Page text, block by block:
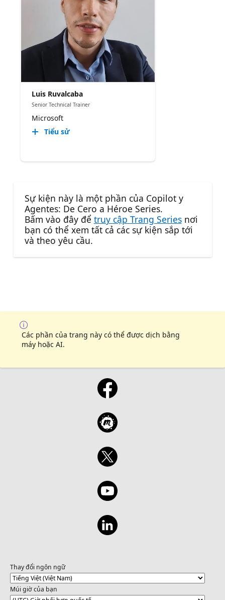
Luis Ruvalcaba
Senior Technical Trainer
Microsoft
Tiểu sử
Sự kiện này là một phần của Copilot y
Agentes: De Cero a Héroe Series.
Bấm vào đây để truy cập Trang Seriesnơi
bạn có thể xem tất cả các sự kiện sắp tới
và theo yêu cầu.
Các phần của trang này có thể được dịch bằng
máy hoặc AI.
Thay đổi ngôn ngữ
Múi giờ của bạn